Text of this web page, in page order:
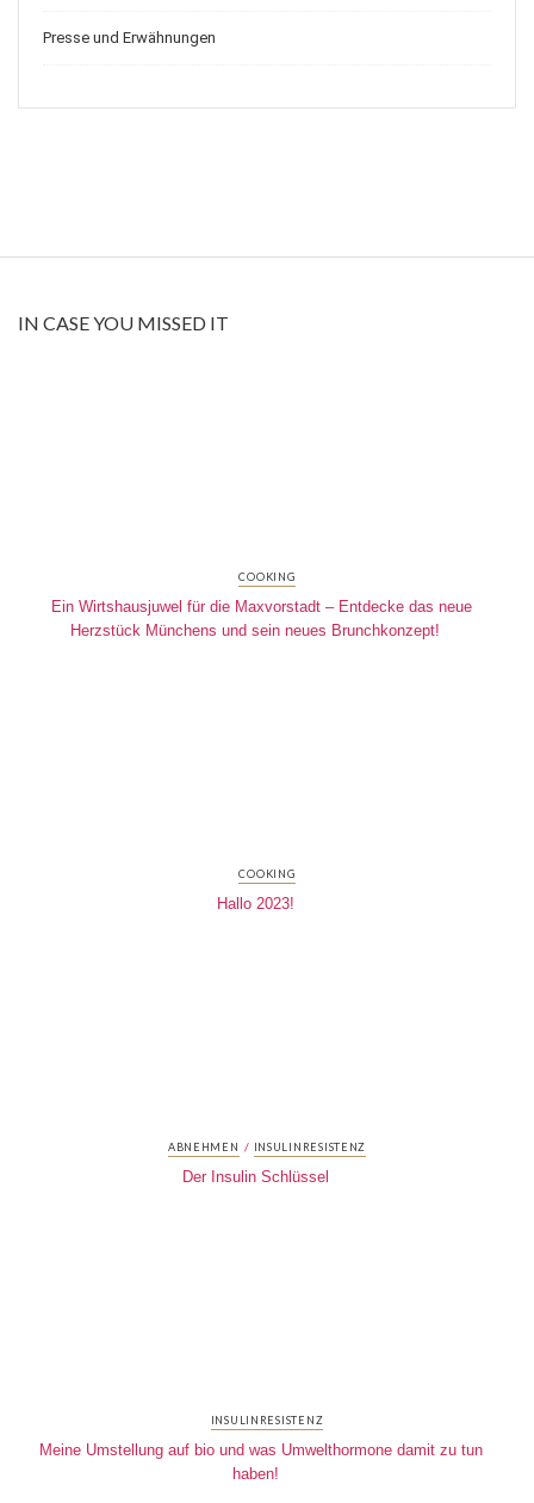
Presse und Erwähnungen
IN CASE YOU MISSED IT
COOKING
Ein Wirtshausjuwel für die Maxvorstadt – Entdecke das neue
Herzstück Münchens und sein neues Brunchkonzept!
COOKING
Hallo 2023!
ABNEHMEN / INSULINRESISTENZ
Der Insulin Schlüssel
INSULINRESISTENZ
Meine Umstellung auf bio und was Umwelthormone damit zu tun
haben!